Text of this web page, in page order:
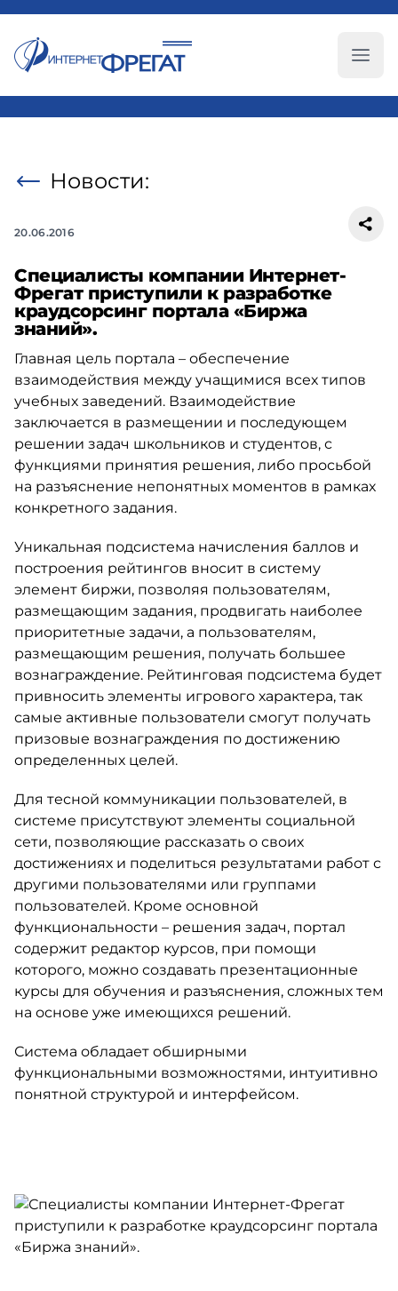
Новости:
20.06.2016
Специалисты компании Интернет-
Фрегат приступили к разработке
краудсорсинг портала «Биржа
знаний».
Главная цель портала – обеспечение
взаимодействия между учащимися всех типов
учебных заведений. Взаимодействие
заключается в размещении и последующем
решении задач школьников и студентов, с
функциями принятия решения, либо просьбой
на разъяснение непонятных моментов в рамках
конкретного задания.
Уникальная подсистема начисления баллов и
построения рейтингов вносит в систему
элемент биржи, позволяя пользователям,
размещающим задания, продвигать наиболее
приоритетные задачи, а пользователям,
размещающим решения, получать большее
вознаграждение. Рейтинговая подсистема будет
привносить элементы игрового характера, так
самые активные пользователи смогут получать
призовые вознаграждения по достижению
определенных целей.
Для тесной коммуникации пользователей, в
системе присутствуют элементы социальной
сети, позволяющие рассказать о своих
достижениях и поделиться результатами работ с
другими пользователями или группами
пользователей. Кроме основной
функциональности – решения задач, портал
содержит редактор курсов, при помощи
которого, можно создавать презентационные
курсы для обучения и разъяснения, сложных тем
на основе уже имеющихся решений.
Система обладает обширными
функциональными возможностями, интуитивно
понятной структурой и интерфейсом.